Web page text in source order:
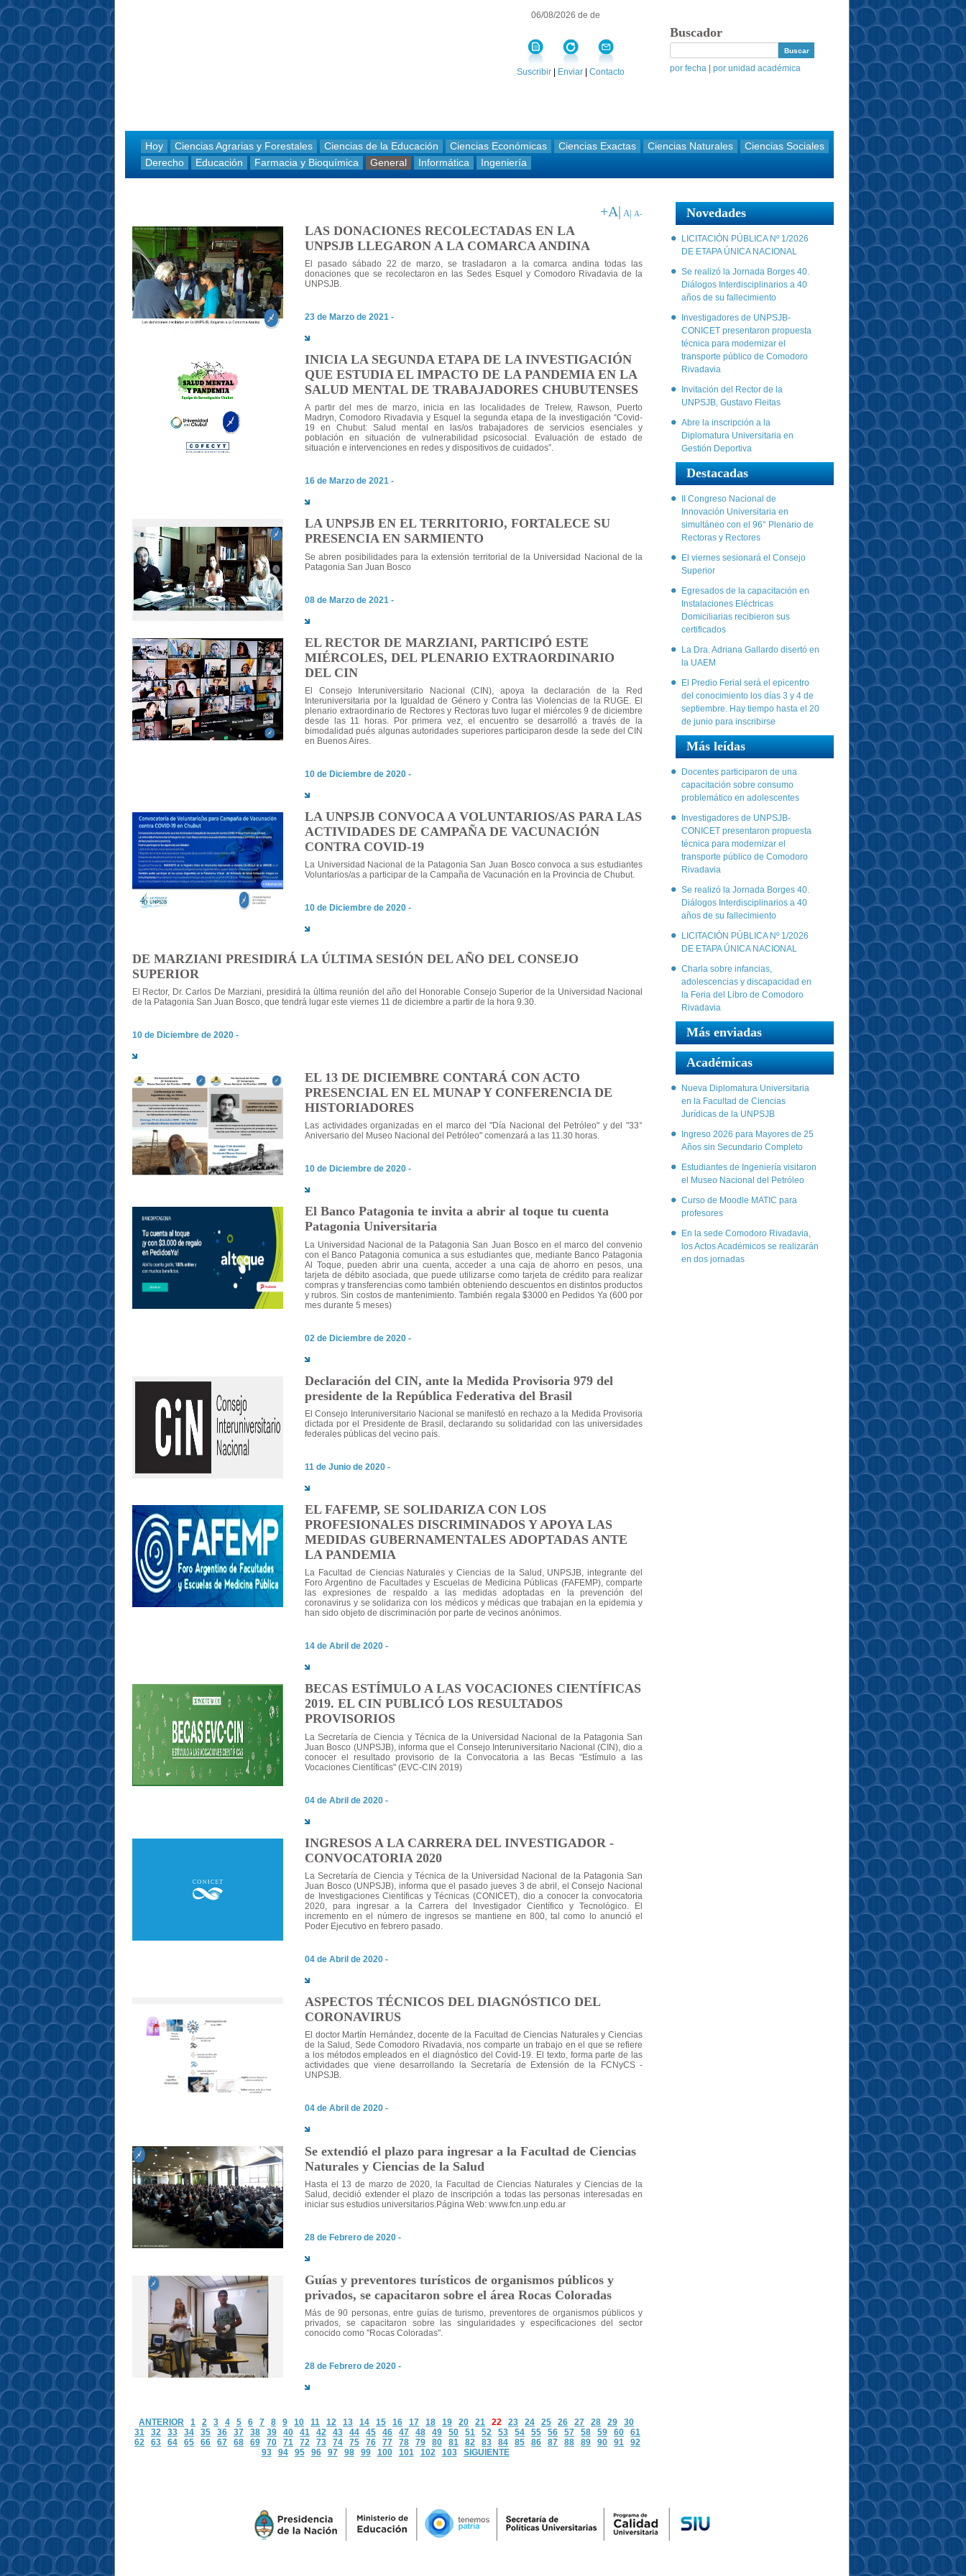
06/08/2026 de de
Suscribir Enviar Contacto
Buscador
por fecha por unidad académica
Hoy Ciencias Agrarias y Forestales Ciencias de la Educación Ciencias Económicas Ciencias Exactas Ciencias Naturales
Ciencias Sociales
Derecho
Educación Farmacia y Bioquímica General Informática Ingeniería
+A| A| A-
LAS DONACIONES RECOLECTADAS EN LA
UNPSJB LLEGARON A LA COMARCA ANDINA
El pasado sábado 22 de marzo, se trasladaron a la comarca andina todas las
donaciones que se recolectaron en las Sedes Esquel y Comodoro Rivadavia de la
UNPSJB.
23 de Marzo de 2021 -
INICIA LA SEGUNDA ETAPA DE LA INVESTIGACIÓN
QUE ESTUDIA EL IMPACTO DE LA PANDEMIA EN LA
SALUD MENTAL DE TRABAJADORES CHUBUTENSES
A partir del mes de marzo, inicia en las localidades de Trelew, Rawson, Puerto
Madryn, Comodoro Rivadavia y Esquel la segunda etapa de la investigación “Covid-
19 en Chubut: Salud mental en las/os trabajadores de servicios esenciales y
población en situación de vulnerabilidad psicosocial. Evaluación de estado de
situación e intervenciones en redes y dispositivos de cuidados”.
16 de Marzo de 2021 -
LA UNPSJB EN EL TERRITORIO, FORTALECE SU
PRESENCIA EN SARMIENTO
Se abren posibilidades para la extensión territorial de la Universidad Nacional de la
Patagonia San Juan Bosco
08 de Marzo de 2021 -
EL RECTOR DE MARZIANI, PARTICIPÓ ESTE
MIÉRCOLES, DEL PLENARIO EXTRAORDINARIO
DEL CIN
El Consejo Interuniversitario Nacional (CIN), apoya la declaración de la Red
Interuniversitaria por la Igualdad de Género y Contra las Violencias de la RUGE. El
plenario extraordinario de Rectores y Rectoras tuvo lugar el miércoles 9 de diciembre
desde las 11 horas. Por primera vez, el encuentro se desarrolló a través de la
bimodalidad pués algunas autoridades superiores participaron desde la sede del CIN
en Buenos Aires.
10 de Diciembre de 2020 -
LA UNPSJB CONVOCA A VOLUNTARIOS/AS PARA LAS
ACTIVIDADES DE CAMPAÑA DE VACUNACIÓN
CONTRA COVID-19
La Universidad Nacional de la Patagonia San Juan Bosco convoca a sus estudiantes
Voluntarios/as a participar de la Campaña de Vacunación en la Provincia de Chubut.
10 de Diciembre de 2020 -
DE MARZIANI PRESIDIRÁ LA ÚLTIMA SESIÓN DEL AÑO DEL CONSEJO
SUPERIOR
El Rector, Dr. Carlos De Marziani, presidirá la última reunión del año del Honorable Consejo Superior de la Universidad Nacional
de la Patagonia San Juan Bosco, que tendrá lugar este viernes 11 de diciembre a partir de la hora 9.30.
10 de Diciembre de 2020 -
EL 13 DE DICIEMBRE CONTARÁ CON ACTO
PRESENCIAL EN EL MUNAP Y CONFERENCIA DE
HISTORIADORES
Las actividades organizadas en el marco del "Día Nacional del Petróleo" y del "33°
Aniversario del Museo Nacional del Petróleo" comenzará a las 11.30 horas.
10 de Diciembre de 2020 -
El Banco Patagonia te invita a abrir al toque tu cuenta
Patagonia Universitaria
La Universidad Nacional de la Patagonia San Juan Bosco en el marco del convenio
con el Banco Patagonia comunica a sus estudiantes que, mediante Banco Patagonia
Al Toque, pueden abrir una cuenta, acceder a una caja de ahorro en pesos, una
tarjeta de débito asociada, que puede utilizarse como tarjeta de crédito para realizar
compras y transferencias como también obteniendo descuentos en distintos productos
y rubros. Sin costos de mantenimiento. También regala $3000 en Pedidos Ya (600 por
mes durante 5 meses)
02 de Diciembre de 2020 -
Declaración del CIN, ante la Medida Provisoria 979 del
presidente de la República Federativa del Brasil
El Consejo Interuniversitario Nacional se manifestó en rechazo a la Medida Provisoria
dictada por el Presidente de Brasil, declarando su solidaridad con las universidades
federales públicas del vecino país.
11 de Junio de 2020 -
EL FAFEMP, SE SOLIDARIZA CON LOS
PROFESIONALES DISCRIMINADOS Y APOYA LAS
MEDIDAS GUBERNAMENTALES ADOPTADAS ANTE
LA PANDEMIA
La Facultad de Ciencias Naturales y Ciencias de la Salud, UNPSJB, integrante del
Foro Argentino de Facultades y Escuelas de Medicina Públicas (FAFEMP), comparte
las expresiones de respaldo a las medidas adoptadas en la prevención del
coronavirus y se solidariza con los médicos y médicas que trabajan en la epidemia y
han sido objeto de discriminación por parte de vecinos anónimos.
14 de Abril de 2020 -
BECAS ESTÍMULO A LAS VOCACIONES CIENTÍFICAS
2019. EL CIN PUBLICÓ LOS RESULTADOS
PROVISORIOS
La Secretaría de Ciencia y Técnica de la Universidad Nacional de la Patagonia San
Juan Bosco (UNPSJB), informa que el Consejo Interuniversitario Nacional (CIN), dio a
conocer el resultado provisorio de la Convocatoria a las Becas "Estímulo a las
Vocaciones Científicas" (EVC-CIN 2019)
04 de Abril de 2020 -
INGRESOS A LA CARRERA DEL INVESTIGADOR -
CONVOCATORIA 2020
La Secretaría de Ciencia y Técnica de la Universidad Nacional de la Patagonia San
Juan Bosco (UNPSJB), informa que el pasado jueves 3 de abril, el Consejo Nacional
de Investigaciones Científicas y Técnicas (CONICET), dio a conocer la convocatoria
2020, para ingresar a la Carrera del Investigador Científico y Tecnológico. El
incremento en el número de ingresos se mantiene en 800, tal como lo anunció el
Poder Ejecutivo en febrero pasado.
04 de Abril de 2020 -
ASPECTOS TÉCNICOS DEL DIAGNÓSTICO DEL
CORONAVIRUS
El doctor Martín Hernández, docente de la Facultad de Ciencias Naturales y Ciencias
de la Salud, Sede Comodoro Rivadavia, nos comparte un trabajo en el que se refiere
a los métodos empleados en el diagnóstico del Covid-19. El texto, forma parte de las
actividades que viene desarrollando la Secretaría de Extensión de la FCNyCS -
UNPSJB.
04 de Abril de 2020 -
Se extendió el plazo para ingresar a la Facultad de Ciencias
Naturales y Ciencias de la Salud
Hasta el 13 de marzo de 2020, la Facultad de Ciencias Naturales y Ciencias de la
Salud, decidió extender el plazo de inscripción a todas las personas interesadas en
iniciar sus estudios universitarios.Página Web: www.fcn.unp.edu.ar
28 de Febrero de 2020 -
Guías y preventores turísticos de organismos públicos y
privados, se capacitaron sobre el área Rocas Coloradas
Más de 90 personas, entre guías de turismo, preventores de organismos públicos y
privados, se capacitaron sobre las singularidades y especificaciones del sector
conocido como "Rocas Coloradas".
28 de Febrero de 2020 -
ANTERIOR 1 2 3 4 5 6 7 8 9 10 11 12 13 14 15 16 17 18 19 20 21 22 23 24 25 26 27 28 29
30
31
32 33 34 35 36 37 38 39 40 41 42 43 44 45 46 47 48 49 50 51 52 53 54 55 56 57 58 59 60
61
62
63 64 65 66 67 68 69 70 71 72 73 74 75 76 77 78 79 80 81 82 83 84 85 86 87 88 89 90 91
92
93
94 95 96 97 98 99 100 101 102 103 SIGUIENTE
Novedades
LICITACIÓN PÚBLICA Nº 1/2026
DE ETAPA ÚNICA NACIONAL
Se realizó la Jornada Borges 40.
Diálogos Interdisciplinarios a 40
años de su fallecimiento
Investigadores de UNPSJB-
CONICET presentaron propuesta
técnica para modernizar el
transporte público de Comodoro
Rivadavia
Invitación del Rector de la
UNPSJB, Gustavo Fleitas
Abre la inscripción a la
Diplomatura Universitaria en
Gestión Deportiva
Destacadas
II Congreso Nacional de
Innovación Universitaria en
simultáneo con el 96° Plenario de
Rectoras y Rectores
El viernes sesionará el Consejo
Superior
Egresados de la capacitación en
Instalaciones Eléctricas
Domiciliarias recibieron sus
certificados
La Dra. Adriana Gallardo disertó en
la UAEM
El Predio Ferial será el epicentro
del conocimiento los días 3 y 4 de
septiembre. Hay tiempo hasta el 20
de junio para inscribirse
Más leídas
Docentes participaron de una
capacitación sobre consumo
problemático en adolescentes
Investigadores de UNPSJB-
CONICET presentaron propuesta
técnica para modernizar el
transporte público de Comodoro
Rivadavia
Se realizó la Jornada Borges 40.
Diálogos Interdisciplinarios a 40
años de su fallecimiento
LICITACIÓN PÚBLICA Nº 1/2026
DE ETAPA ÚNICA NACIONAL
Charla sobre infancias,
adolescencias y discapacidad en
la Feria del Libro de Comodoro
Rivadavia
Más enviadas
Académicas
Nueva Diplomatura Universitaria
en la Facultad de Ciencias
Jurídicas de la UNPSJB
Ingreso 2026 para Mayores de 25
Años sin Secundario Completo
Estudiantes de Ingeniería visitaron
el Museo Nacional del Petróleo
Curso de Moodle MATIC para
profesores
En la sede Comodoro Rivadavia,
los Actos Académicos se realizarán
en dos jornadas